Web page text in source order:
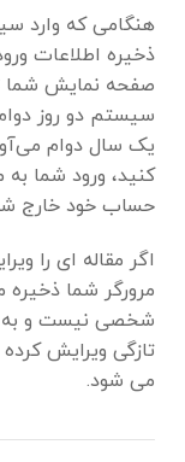
هنگامی که وارد
ذخیره اطلاعات
صفحه نمایش شما
سیستم دو روز
کنید، ورود شما
حساب خود خارج
اگر مقاله ای را
مرورگر شما
شخصی نیست و به
می شود.